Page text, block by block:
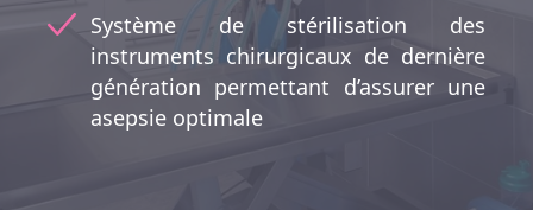
Système de stérilisation des
instruments chirurgicaux de dernière
génération permettant d’assurer une
asepsie optimale